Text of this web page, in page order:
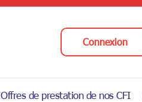
Connexion
Offres de prestation de nos CFI